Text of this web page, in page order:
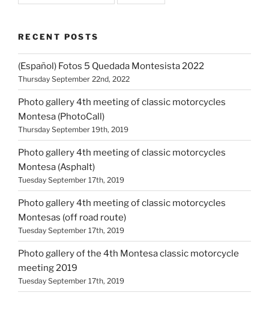
RECENT POSTS
(Español) Fotos 5 Quedada Montesista 2022
Thursday September 22nd, 2022
Photo gallery 4th meeting of classic motorcycles
Montesa (PhotoCall)
Thursday September 19th, 2019
Photo gallery 4th meeting of classic motorcycles
Montesa (Asphalt)
Tuesday September 17th, 2019
Photo gallery 4th meeting of classic motorcycles
Montesas (off road route)
Tuesday September 17th, 2019
Photo gallery of the 4th Montesa classic motorcycle
meeting 2019
Tuesday September 17th, 2019